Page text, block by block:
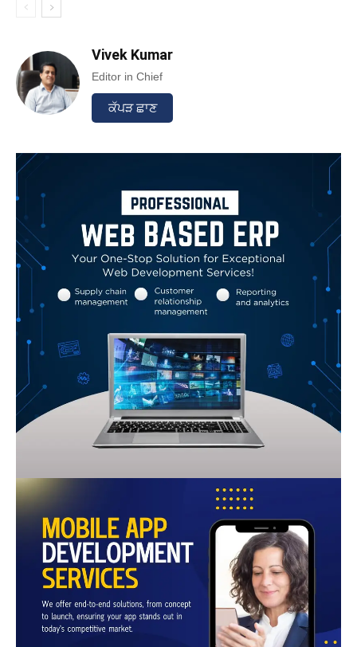
Vivek Kumar
Editor in Chief
ਕੱਪੜ ਛਾਣ